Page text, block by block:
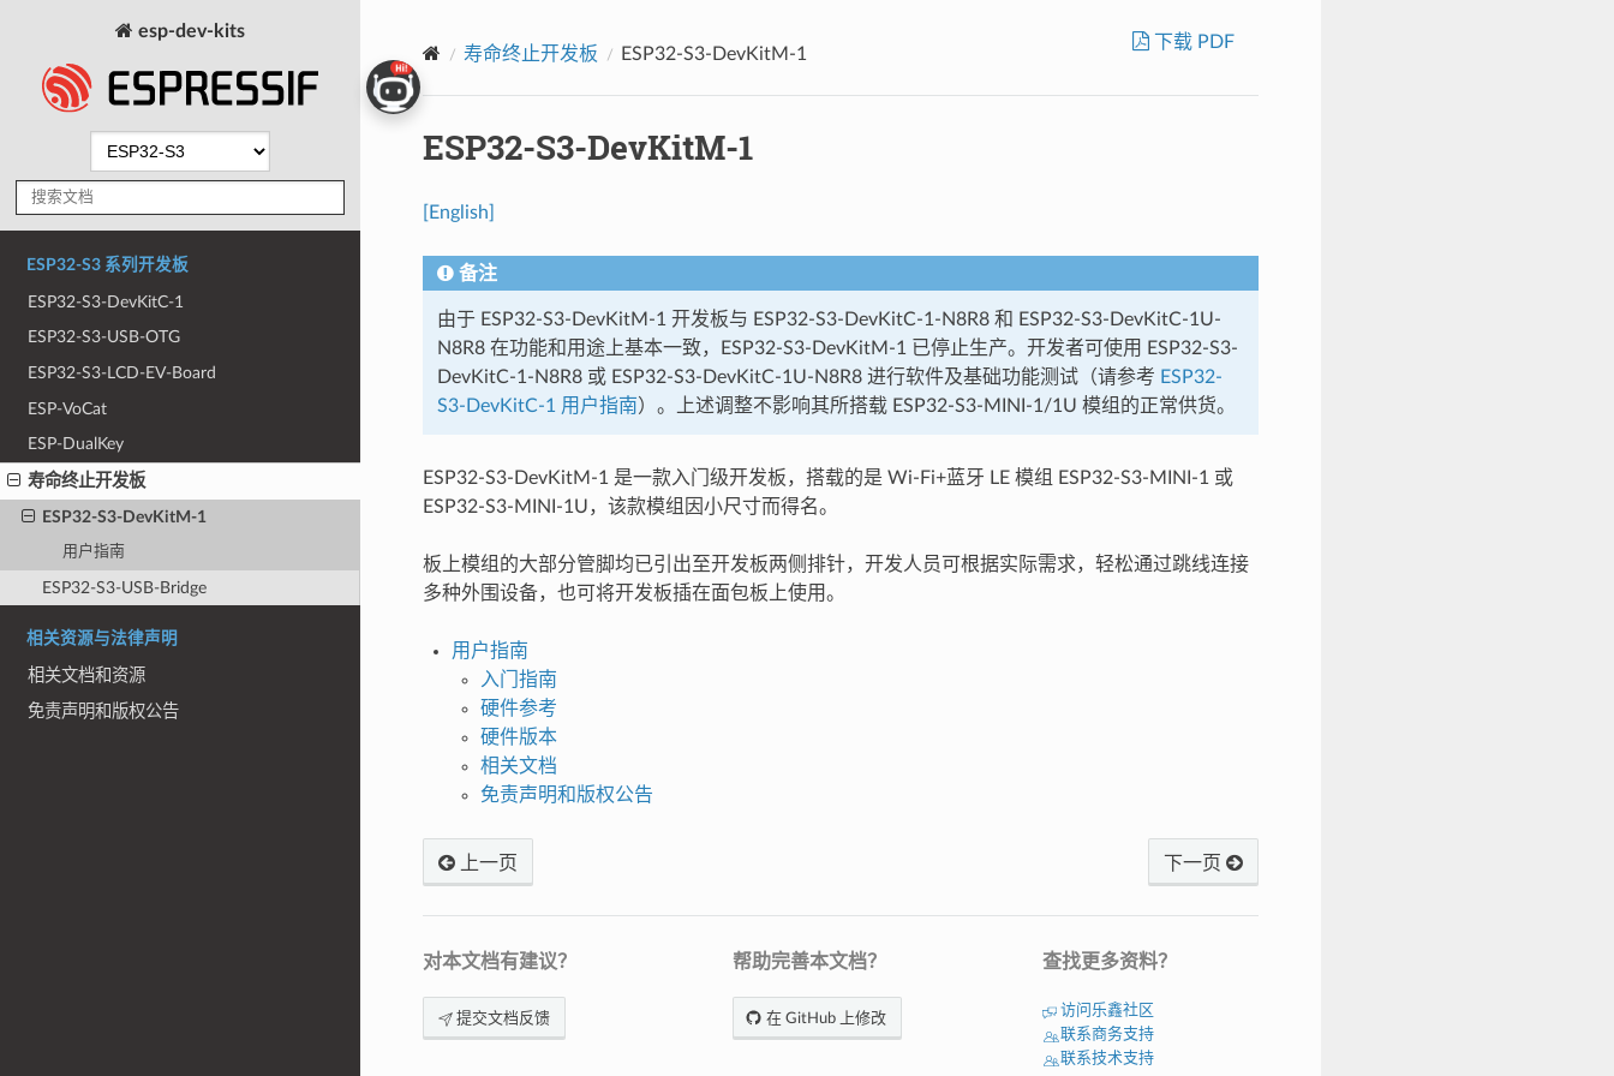
esp-dev-kits
ESP32-S3 系列开发板
ESP32-S3-DevKitC-1
ESP32-S3-USB-OTG
ESP32-S3-LCD-EV-Board
ESP-VoCat
ESP-DualKey
寿命终止开发板
ESP32-S3-DevKitM-1
用户指南
ESP32-S3-USB-Bridge
相关资源与法律声明
相关文档和资源
免责声明和版权公告
寿命终止开发板 ESP32-S3-DevKitM-1
下载 PDF
ESP32-S3-DevKitM-1
[English]
备注
由于 ESP32-S3-DevKitM-1 开发板与 ESP32-S3-DevKitC-1-N8R8 和 ESP32-S3-DevKitC-1U-
N8R8 在功能和用途上基本一致，ESP32-S3-DevKitM-1 已停止生产。开发者可使用 ESP32-S3-
DevKitC-1-N8R8 或 ESP32-S3-DevKitC-1U-N8R8 进行软件及基础功能测试（请参考 ESP32-
S3-DevKitC-1 用户指南）。上述调整不影响其所搭载 ESP32-S3-MINI-1/1U 模组的正常供货。
ESP32-S3-DevKitM-1 是一款入门级开发板，搭载的是 Wi-Fi+蓝牙 LE 模组 ESP32-S3-MINI-1 或
ESP32-S3-MINI-1U，该款模组因小尺寸而得名。
板上模组的大部分管脚均已引出至开发板两侧排针，开发人员可根据实际需求，轻松通过跳线连接
多种外围设备，也可将开发板插在面包板上使用。
用户指南
入门指南
硬件参考
硬件版本
相关文档
免责声明和版权公告
下一页
上一页
对本文档有建议？
提交文档反馈
帮助完善本文档？
在 GitHub 上修改
查找更多资料？
访问乐鑫社区
联系商务支持
联系技术支持